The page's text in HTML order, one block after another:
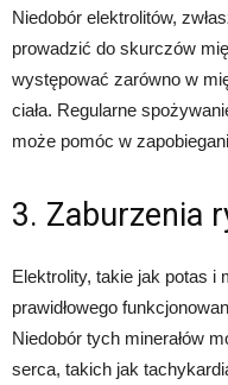
Niedobór elektrolitów,
prowadzić do skurczów
występować zarówno w
ciała. Regularne
może pomóc w
3. Zaburzenia
Elektrolity, takie jak potas i
prawidłowego
Niedobór tych minerałów
serca, takich jak